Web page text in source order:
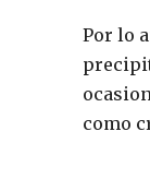
Por lo
como